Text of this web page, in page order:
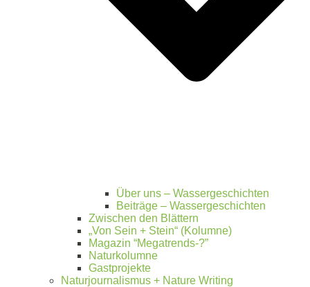
Über uns – Wassergeschichten
Beiträge – Wassergeschichten
Zwischen den Blättern
„Von Sein + Stein“ (Kolumne)
Magazin “Megatrends-?”
Naturkolumne
Gastprojekte
Naturjournalismus + Nature Writing